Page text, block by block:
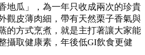
地瓜」，為一年只收成兩次的珍貴
觀皮薄肉細，帶有天然栗子香氣與
的方式烹煮，就是主打著讓大家能
攝取健康素，年後低GI飲食更健